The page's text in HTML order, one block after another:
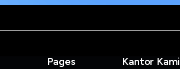
Pages Kantor Kami